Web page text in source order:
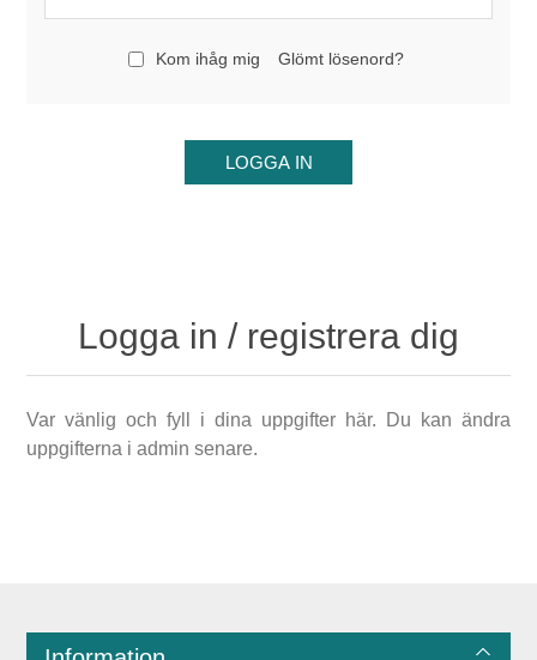
Kom ihåg mig Glömt lösenord?
Logga in / registrera dig
Var vänlig och fyll i dina uppgifter här. Du kan ändra
uppgifterna i admin senare.